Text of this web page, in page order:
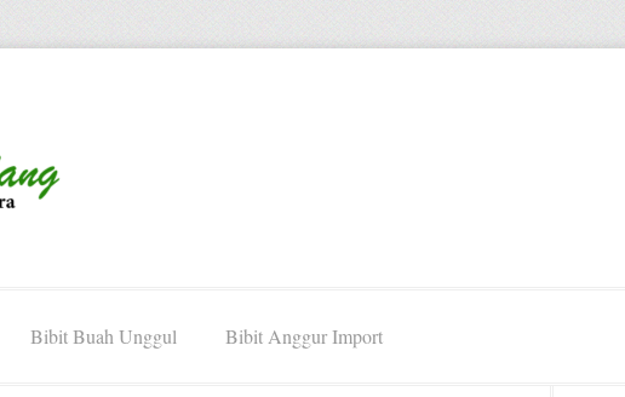
Bibit Buah Unggul Bibit Anggur Import